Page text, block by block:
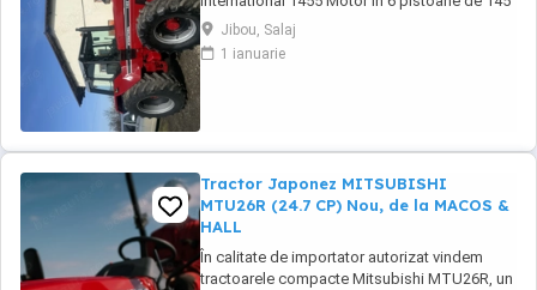
cai cu turbo Cilindru ajutător la ridicare Tiranti
față Cauciucuri in stare foarte buna Tractorul
se afla intr-o stare foarte buna, fara
Jibou, Salaj
1 ianuarie
Tractor Japonez MITSUBISHI
MTU26R (24.7 CP) Nou, de la MACOS &
HALL
În calitate de importator autorizat vindem
tractoarele compacte Mitsubishi MTU26R, un